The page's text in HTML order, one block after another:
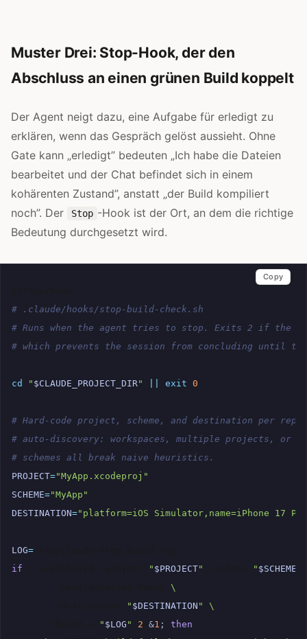
Muster Drei: Stop-Hook, der den
Abschluss an einen grünen Build koppelt
Der Agent neigt dazu, eine Aufgabe für erledigt zu
erklären, wenn das Gespräch gelöst aussieht. Ohne
Gate kann „erledigt” bedeuten „Ich habe die Dateien
bearbeitet und der Chat befindet sich in einem
kohärenten Zustand”, anstatt „der Build kompiliert
noch”. Der
Stop -Hook ist der Ort, an dem die richtige
Bedeutung durchgesetzt wird.
# .claude/hooks/stop-build-check.sh
# Runs when the agent tries to stop. Exits 2 if the
# which prevents the session from concluding until
cd " $CLAUDE_PROJECT_DIR " exit 0
# Hard-code project, scheme, and destination per
# auto-discovery: workspaces, multiple projects, or
# schemes all break naive heuristics.
PROJECT="MyApp.xcodeproj"
SCHEME="MyApp"
DESTINATION="platform=iOS Simulator,name=iPhone 17
LOG=
if
" $PROJECT" " $SCHEME
\
" $DESTINATION "
\
" $LOG " 2 &1 ;
then
Copy